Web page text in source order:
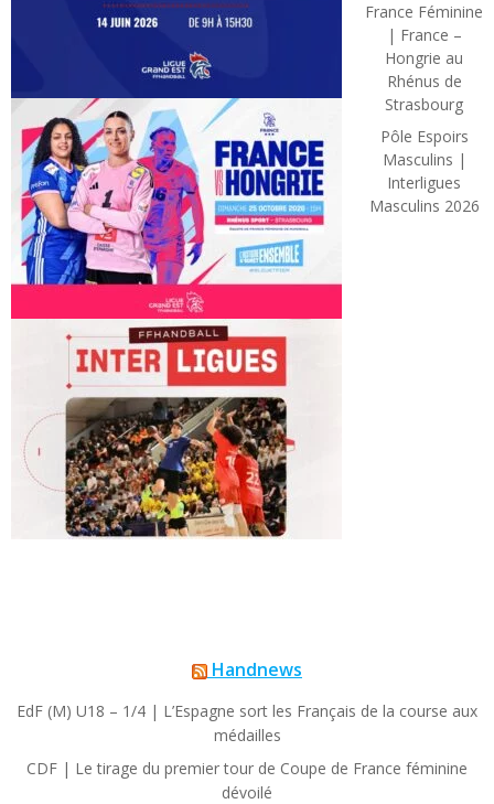
France Féminine
| France –
Hongrie au
Rhénus de
Strasbourg
Pôle Espoirs
Masculins |
Interligues
Masculins 2026
Handnews
EdF (M) U18 – 1/4 | L’Espagne sort les Français de la course aux
médailles
CDF | Le tirage du premier tour de Coupe de France féminine
dévoilé